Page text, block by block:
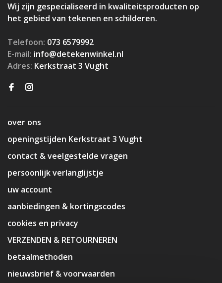
Wij zijn gespecialiseerd in kwaliteitsproducten op
het gebied van tekenen en schilderen.
Telefoon: 073 6579992
E-mail: info@detekenwinkel.nl
Adres: Kerkstraat 3 Vught
over ons
openingstijden Kerkstraat 3 Vught
contact & veelgestelde vragen
persoonlijk verlanglijstje
uw account
aanbiedingen & kortingscodes
cookies en privacy
VERZENDEN & RETOURNEREN
betaalmethoden
nieuwsbrief & voorwaarden